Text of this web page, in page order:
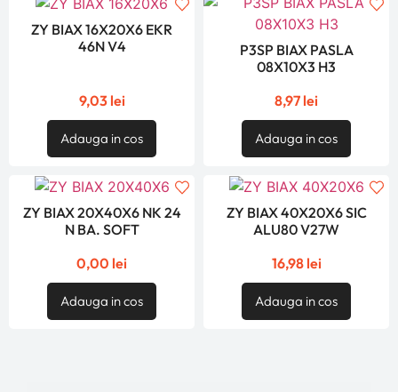
ZY BIAX 16X20X6 EKR
46N V4
9,03 lei
Adauga in cos
P3SP BIAX PASLA
08X10X3 H3
8,97 lei
Adauga in cos
ZY BIAX 20X40X6 NK 24
N BA. SOFT
0,00 lei
Adauga in cos
ZY BIAX 40X20X6 SIC
ALU80 V27W
16,98 lei
Adauga in cos